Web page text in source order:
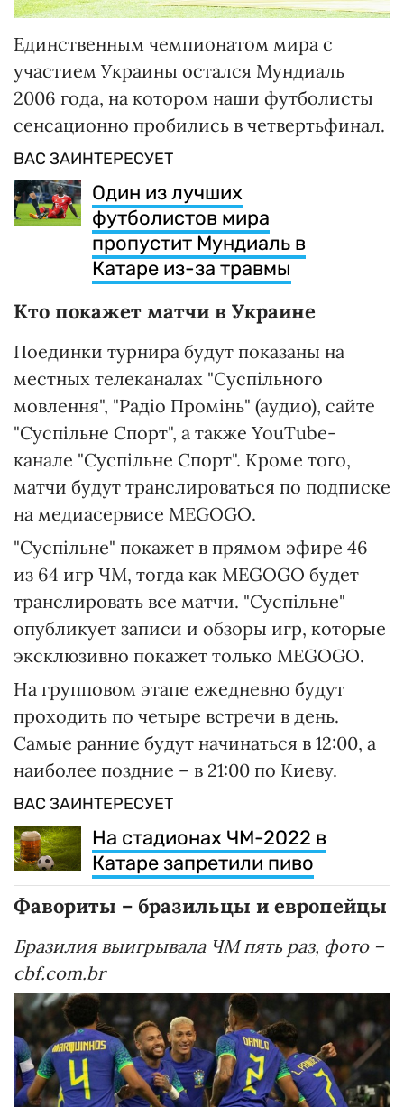
Единственным чемпионатом мира с
участием Украины остался Мундиаль
2006 года, на котором наши футболисты
сенсационно пробились в четвертьфинал.
ВАС ЗАИНТЕРЕСУЕТ
Один из лучших
футболистов мира
пропустит Мундиаль в
Катаре из-за травмы
Кто покажет матчи в Украине
Поединки турнира будут показаны на
местных телеканалах "Суспільного
мовлення", "Радіо Промінь" (аудио), сайте
"Суспільне Спорт", а также YouTube-
канале "Суспільне Спорт". Кроме того,
матчи будут транслироваться по подписке
на медиасервисе MEGOGO.
"Суспільне" покажет в прямом эфире 46
из 64 игр ЧМ, тогда как MEGOGO будет
транслировать все матчи. "Суспільне"
опубликует записи и обзоры игр, которые
эксклюзивно покажет только MEGOGO.
На групповом этапе ежедневно будут
проходить по четыре встречи в день.
Самые ранние будут начинаться в 12:00, а
наиболее поздние – в 21:00 по Киеву.
ВАС ЗАИНТЕРЕСУЕТ
На стадионах ЧМ-2022 в
Катаре запретили пиво
Фавориты – бразильцы и европейцы
Бразилия выигрывала ЧМ пять раз, фото –
cbf.com.br